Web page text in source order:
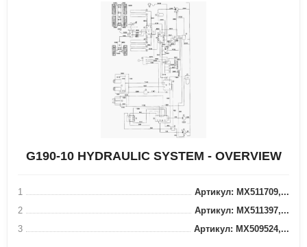
G190-10 HYDRAULIC SYSTEM - OVERVIEW
1
Артикул: MX511709,...
2
Артикул: MX511397,...
3
Артикул: MX509524,...